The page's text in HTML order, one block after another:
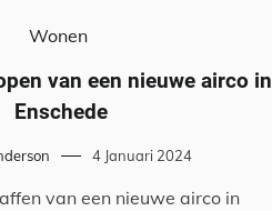
Wonen
van een nieuwe airco in
Enschede
4 Januari 2024
van een nieuwe airco in